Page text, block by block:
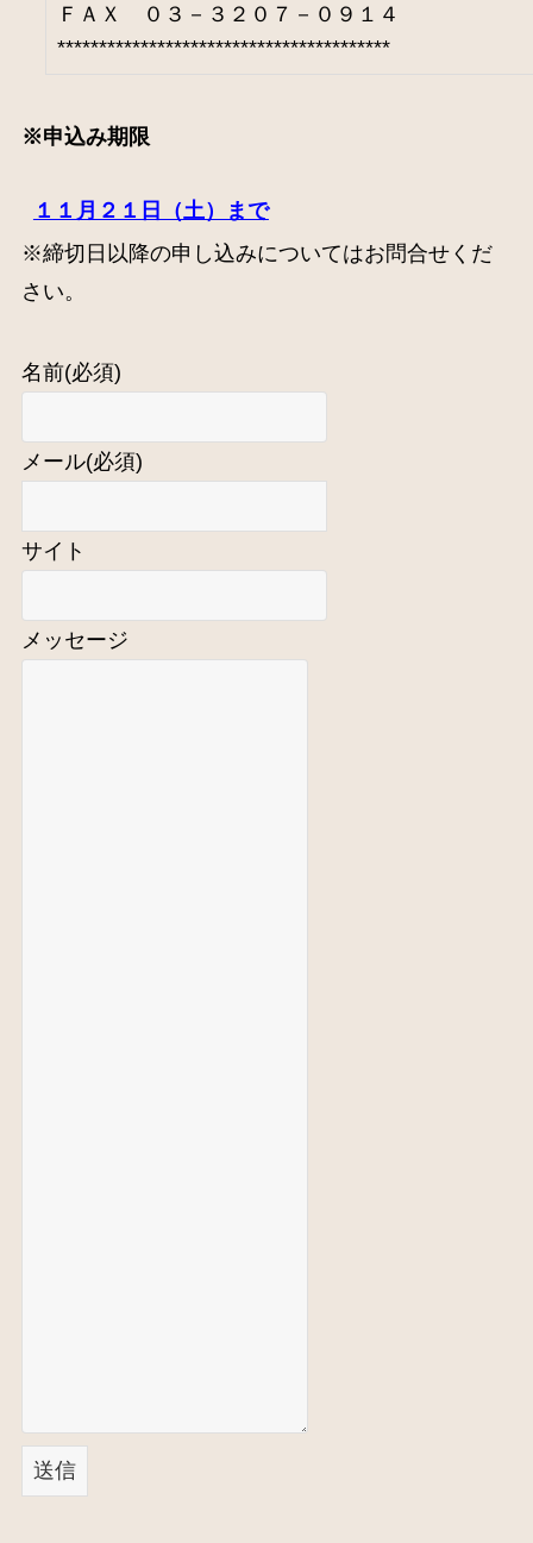
ＦＡＸ ０３－３２０７－０９１４
****************************************
※申込み期限
１１月２１日（土）まで
※締切日以降の申し込みについてはお問合せくだ
さい。
名前(必須)
メール(必須)
サイト
メッセージ
送信